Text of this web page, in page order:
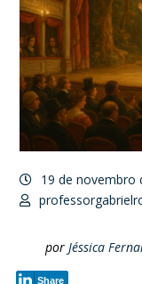
19 de novembro
por Jéssica
Share